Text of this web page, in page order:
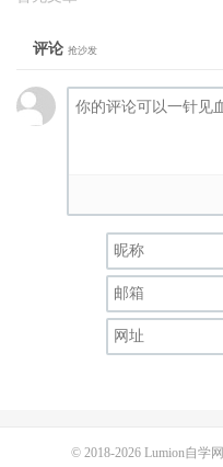
评论 抢沙发
© 2018-2026 Lumion自学网